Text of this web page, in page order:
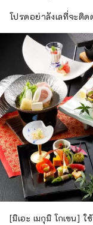
โปรดอย่าลังเลที่จะติด
[มิเอะ เมกุมิ โกเซน]